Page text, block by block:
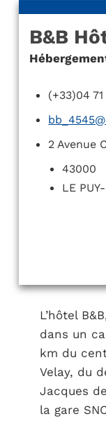
B&B
(+33)04
2 Avenue
43000
LE
L’hôtel
dans un
km du
Velay, du
Jacques
la gare